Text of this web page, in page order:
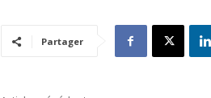
Partager